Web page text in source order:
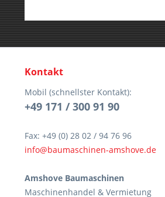
Kontakt
Mobil (schnellster Kontakt):
+49 171 / 300 91 90
Fax: +49 (0) 28 02 / 94 76 96
info@baumaschinen-amshove.de
Amshove Baumaschinen
Maschinenhandel & Vermietung